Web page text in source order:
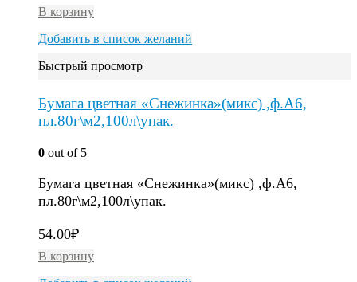
В корзину
Добавить в список желаний
Быстрый просмотр
Бумага цветная «Снежинка»(микс) ,ф.А6,
пл.80г\м2,100л\упак.
0 out of 5
Бумага цветная «Снежинка»(микс) ,ф.А6,
пл.80г\м2,100л\упак.
54.00₽
В корзину